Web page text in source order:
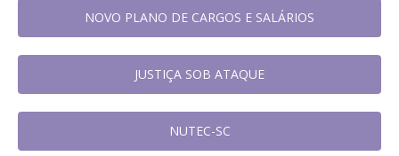
NOVO PLANO DE CARGOS E SALÁRIOS
JUSTIÇA SOB ATAQUE
NUTEC-SC